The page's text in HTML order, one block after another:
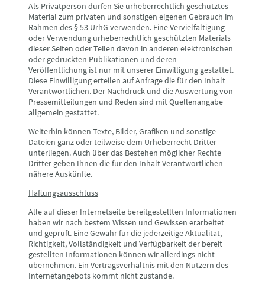
Als Privatperson dürfen Sie urheberrechtlich geschütztes
Material zum privaten und sonstigen eigenen Gebrauch im
Rahmen des § 53 UrhG verwenden. Eine Vervielfältigung
oder Verwendung urheberrechtlich geschützten Materials
dieser Seiten oder Teilen davon in anderen elektronischen
oder gedruckten Publikationen und deren
Veröffentlichung ist nur mit unserer Einwilligung gestattet.
Diese Einwilligung erteilen auf Anfrage die für den Inhalt
Verantwortlichen. Der Nachdruck und die Auswertung von
Pressemitteilungen und Reden sind mit Quellenangabe
allgemein gestattet.
Weiterhin können Texte, Bilder, Grafiken und sonstige
Dateien ganz oder teilweise dem Urheberrecht Dritter
unterliegen. Auch über das Bestehen möglicher Rechte
Dritter geben Ihnen die für den Inhalt Verantwortlichen
nähere Auskünfte.
Haftungsausschluss
Alle auf dieser Internetseite bereitgestellten Informationen
haben wir nach bestem Wissen und Gewissen erarbeitet
und geprüft. Eine Gewähr für die jederzeitige Aktualität,
Richtigkeit, Vollständigkeit und Verfügbarkeit der bereit
gestellten Informationen können wir allerdings nicht
übernehmen. Ein Vertragsverhältnis mit den Nutzern des
Internetangebots kommt nicht zustande.